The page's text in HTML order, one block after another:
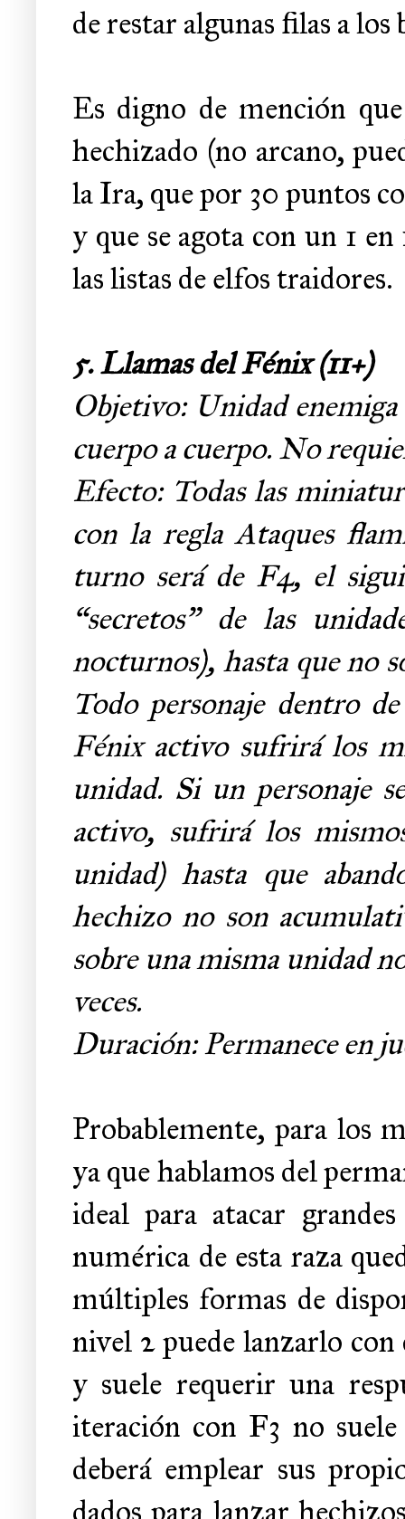
de restar algunas filas a los
Es digno de mención
hechizado (no arcano,
la Ira, que por 30 puntos
y que se agota con un 1
las listas de elfos traidores.
5. Llamas del Fénix(11+)
Objetivo: Unidad
cuerpo a cuerpo. No
Efecto: Todas las
con la regla Ataques
turno será de F4, el
“secretos” de las
nocturnos), hasta que no
Todo personaje dentro
Fénix activo sufrirá los
unidad. Si un personaje
activo, sufrirá los
unidad) hasta que
hechizo no son
sobre una misma unidad
veces.
Duración: Permanece en
Probablemente, para los
ya que hablamos del
ideal para atacar
numérica de esta raza
múltiples formas de
nivel 2 puede lanzarlo
y suele requerir una
iteración con F3 no
deberá emplear sus
dados para lanzar